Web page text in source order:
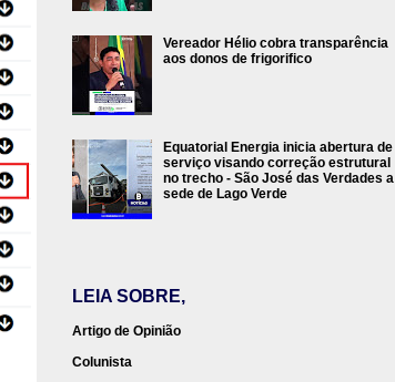
Vereador Hélio cobra transparência
aos donos de frigorifico
Equatorial Energia inicia abertura de
serviço visando correção estrutural
no trecho - São José das Verdades a
sede de Lago Verde
LEIA SOBRE,
Artigo de Opinião
Colunista